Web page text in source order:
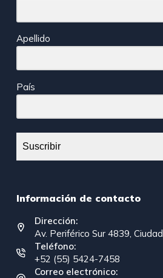
Apellido
País
Suscribir
Información de contacto
Dirección:
Av. Periférico Sur 4839,
Teléfono:
+52 (55) 5424-7458
Correo electrónico: